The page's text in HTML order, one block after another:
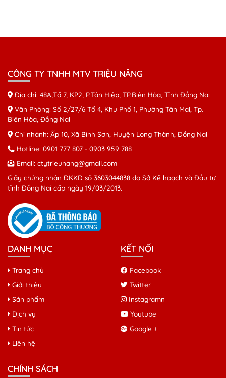
Máy photocopy RICOH Mp
2554/3054/3554
CÔNG TY TNHH MTV TRIỆU NĂNG
Địa chỉ: 48A,Tổ 7, KP2, P.Tân Hiệp, TP.Biên Hòa, Tỉnh Đồng Nai
Văn Phòng: Số 2/27/6 Tổ 4, Khu Phố 1, Phường Tân Mai, Tp.
Biên Hòa, Đồng Nai
Chi nhánh: Ấp 10, Xã Bình Sơn, Huyện Long Thành, Đồng Nai
Hotline: 0901 777 807 - 0903 959 788
Email: ctytrieunang@gmail.com
Giấy chứng nhận ĐKKD số 3603044838 do Sở Kế hoạch và Đầu tư
tỉnh Đồng Nai cấp ngày 19/03/2013.
DANH MỤC
Trang chủ
Giới thiệu
Sản phẩm
Dịch vụ
Tin tức
Liên hệ
KẾT NỐI
Facebook
Twitter
Instagramn
Youtube
Google +
CHÍNH SÁCH